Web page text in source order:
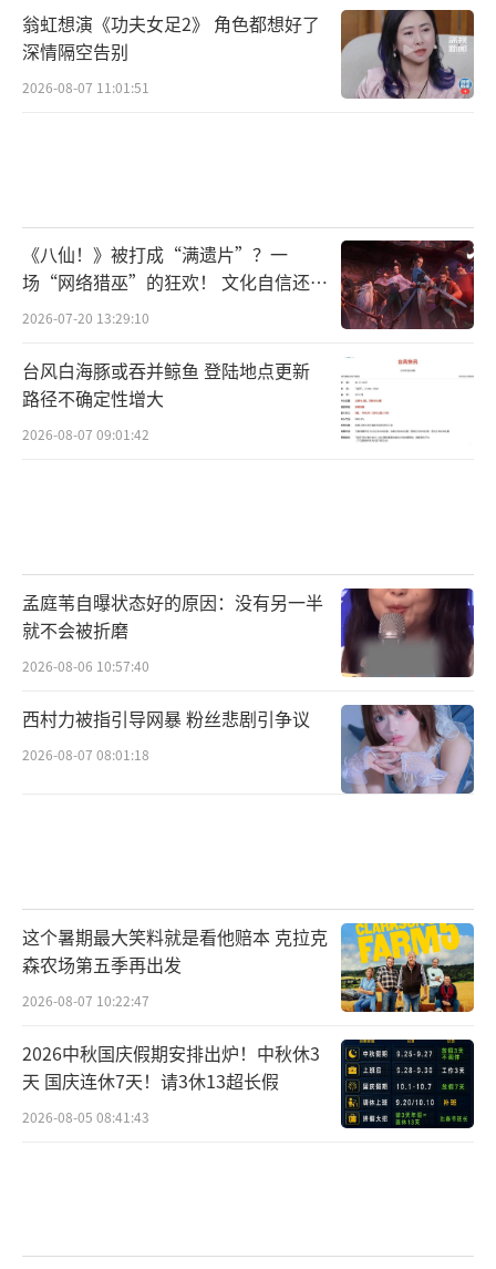
翁虹想演《功夫女足2》 角色都想好了
深情隔空告别
2026-08-07 11:01:51
《八仙！》被打成“满遗片”？一
场“网络猎巫”的狂欢！ 文化自信还是
焦虑？
2026-07-20 13:29:10
台风白海豚或吞并鲸鱼 登陆地点更新
路径不确定性增大
2026-08-07 09:01:42
孟庭苇自曝状态好的原因：没有另一半
就不会被折磨
2026-08-06 10:57:40
西村力被指引导网暴 粉丝悲剧引争议
2026-08-07 08:01:18
这个暑期最大笑料就是看他赔本 克拉克
森农场第五季再出发
2026-08-07 10:22:47
2026中秋国庆假期安排出炉！中秋休3
天 国庆连休7天！请3休13超长假
2026-08-05 08:41:43